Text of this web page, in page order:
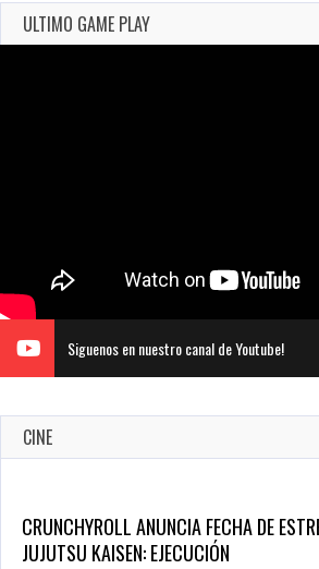
ULTIMO GAME PLAY
Siguenos en nuestro canal de Youtube!
CINE
CRUNCHYROLL ANUNCIA FECHA DE
JUJUTSU KAISEN: EJECUCIÓN